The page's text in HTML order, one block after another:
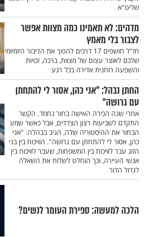
שליט"א
מדהים: לא תאמינו כמה מצוות אפשר
לצבור בלי מאמץ
חז"ל חושפים 17 דרכים להפוך את הדיבור היומיומי
שלכם לאוצר עצום של מצוות, ברכה, זכויות
והשפעה רוחנית אדירה בכל רגע
החתן נבהל: "אני כהן, אסור לי להתחתן
עם גרושה"
אחרי שנה הכירה האישה בחור נחמד. הקשר
התקדם לשביעות רצון הצדדים, אבל כאשר שמע
הבחור את ההיסטוריה שלה, הגיב בבהלה: "אני
כהן, אסור לי להתחתן עם גרושה". הוויכוח בין בני
הזוג עבר לוויכוח בין המשפחות, שעבר לוויכוח בין
אנשי העיירה, וכך הוחלט לשלוח את השאלה
לגדול הדור
הלכה למעשה: ספירת העומר לנשים?